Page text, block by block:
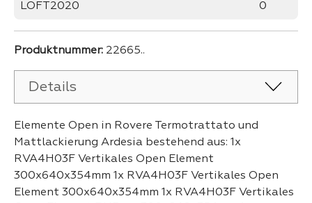
LOFT2020 0
Produktnummer: 22665..
Details
Elemente Open in Rovere Termotrattato und
Mattlackierung Ardesia bestehend aus: 1x
RVA4H03F Vertikales Open Element
300x640x354mm 1x RVA4H03F Vertikales Open
Element 300x640x354mm 1x RVA4H03F Vertikales